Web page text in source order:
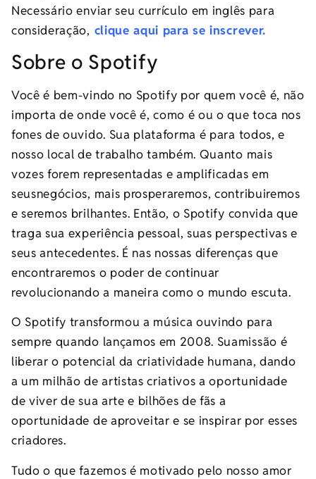
Necessário enviar seu currículo em inglês para
consideração, clique aqui para se inscrever.
Sobre o Spotify
Você é bem-vindo no Spotify por quem você é, não
importa de onde você é, como é ou o que toca nos
fones de ouvido. Sua plataforma é para todos, e
nosso local de trabalho também. Quanto mais
vozes forem representadas e amplificadas em
seusnegócios, mais prosperaremos, contribuiremos
e seremos brilhantes. Então, o Spotify convida que
traga sua experiência pessoal, suas perspectivas e
seus antecedentes. É nas nossas diferenças que
encontraremos o poder de continuar
revolucionando a maneira como o mundo escuta.
O Spotify transformou a música ouvindo para
sempre quando lançamos em 2008. Suamissão é
liberar o potencial da criatividade humana, dando
a um milhão de artistas criativos a oportunidade
de viver de sua arte e bilhões de fãs a
oportunidade de aproveitar e se inspirar por esses
criadores.
Tudo o que fazemos é motivado pelo nosso amor